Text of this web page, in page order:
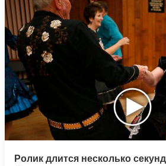
Ролик длится несколько